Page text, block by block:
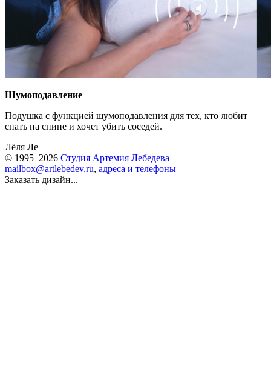
Шумоподавление
Подушка с функцией шумоподавления для тех, кто любит
спать на спине и хочет убить соседей.
Лёля Ле
© 1995–2026 Студия Артемия Лебедева
mailbox@artlebedev.ru, адреса и телефоны
Заказать дизайн...